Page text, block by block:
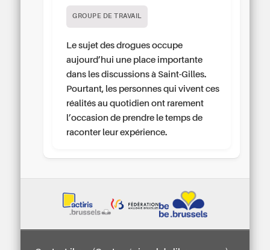
GROUPE DE TRAVAIL
Le sujet des drogues occupe
aujourd’hui une place importante
dans les discussions à Saint-Gilles.
Pourtant, les personnes qui vivent ces
réalités au quotidien ont rarement
l’occasion de prendre le temps de
raconter leur expérience.